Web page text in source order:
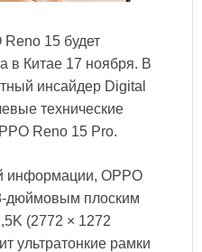
15 будет
в Китае 17 ноября. В
инсайдер Digital
технические
Reno 15 Pro.
информации, OPPO
дюймовым плоским
(2772 × 1272
ультратонкие рамки